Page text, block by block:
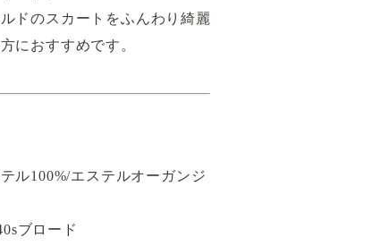
ドのスカートをふんわり綺麗
におすすめです。
ル100%/エステルオーガンジ
ブロード